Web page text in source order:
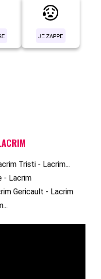
JE ZAPPE
Tristi - Lacrim...
- Lacrim
Gericault - Lacrim